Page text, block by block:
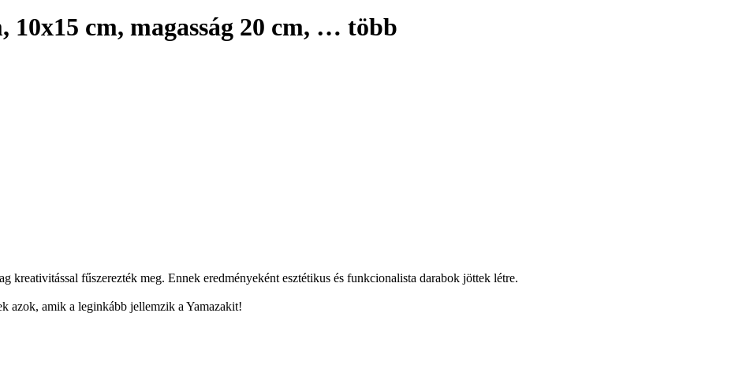
10x15 cm, magasság 20 cm, … több
kreativitással fűszerezték meg. Ennek eredményeként esztétikus és funkcionalista darabok jöttek létre.
azok, amik a leginkább jellemzik a Yamazakit!